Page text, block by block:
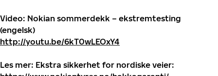
Video: Nokian sommerdekk – ekstremtesting
(engelsk)
http://youtu.be/6kT0wLEOxY4
Les mer: Ekstra sikkerhet for nordiske veier: